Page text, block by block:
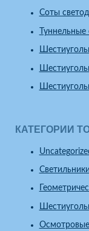
Соты
КАТЕГОРИИ
Осмотровые